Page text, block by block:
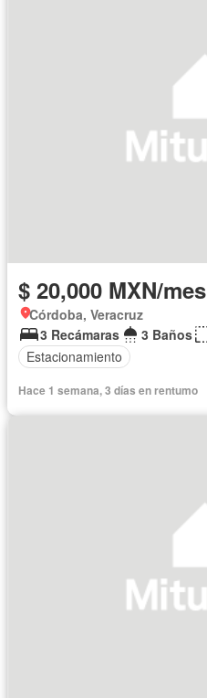
$ 20,000 MXN/mes
Córdoba, Veracruz
3 Recámaras
3 Baños
Estacionamiento
Hace 1 semana, 3 días en rentumo